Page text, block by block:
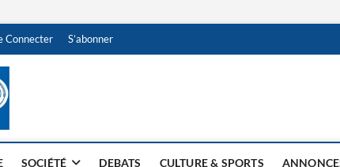
Connecter S’abonner
NDJAMENA HEBDO
SOCIÉTÉ DEBATS CULTURE & SPORTS